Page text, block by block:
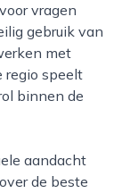
vragen
gebruik van
met
regio speelt
binnen de
de beste